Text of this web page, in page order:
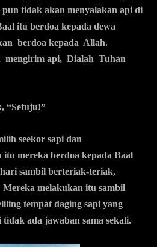
tidak akan menyalakan api di
itu berdoa kepada dewa
berdoa kepada Allah.
mengirim api, Dialah Tuhan
“Setuju!”
seekor sapi dan
mereka berdoa kepada Baal
sambil berteriak-teriak,
melakukan itu sambil
tempat daging sapi yang
ada jawaban sama sekali.